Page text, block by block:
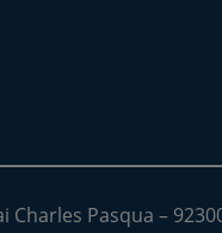
Pasqua – 92300